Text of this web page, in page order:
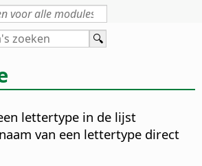
lettertype in de lijst
van een lettertype direct